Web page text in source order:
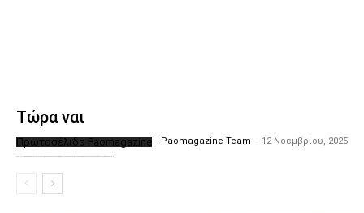
Τώρα ναι
Πρωτοσέλιδο Paomagazine Paomagazine Team - 12 Νοεμβρίου, 2025
Το PAOMagazine απέκτησε το δικό του εξώφυλλο ώστε να σας μεταφέρει τον παλμό των ειδήσεων γύρω από την μεγαλύτερη ομάδα της Ελλάδας. Σε κάθε...